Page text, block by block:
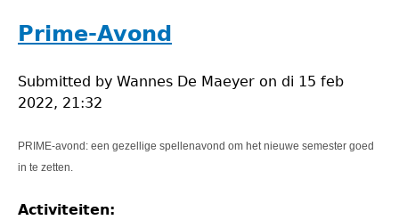
Prime-Avond
Submitted by Wannes De Maeyer on di 15 feb
2022, 21:32
PRIME-avond: een gezellige spellenavond om het nieuwe semester goed
in te zetten.
Activiteiten: